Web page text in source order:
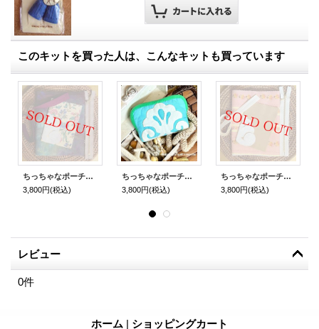
このキットを買った人は、こんなキットも買っています
ちっちゃなポーチ【ブリティッシュ・ガーデンのシェル】
3,800円(税込)
ちっちゃなポーチ【ホワイト・シェル】
3,800円(税込)
ちっちゃなポーチ【砂浜のシェル】
3,800円(税込)
レビュー
0件
ホーム | ショッピングカート